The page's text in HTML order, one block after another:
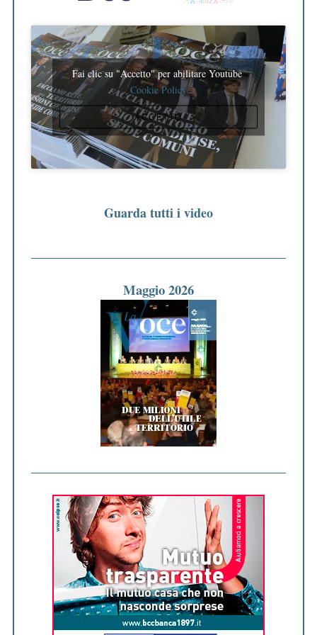
Fai clic su "Accetto" per abilitare Youtube
Cookie Policy
ACCETTO
Guarda tutti i video
Maggio 2026